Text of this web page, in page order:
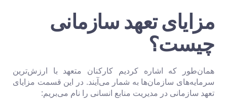
مزایای تعهد سازمانی
چیست؟
همان‌طور که اشاره کردیم کارکنان متعهد با ارزش‌ترین
سرمایه‌های سازمان‌ها به شمار می‌آیند. در این قسمت مزایای
تعهد سازمانی در مدیریت منابع انسانی را نام می‌بریم: